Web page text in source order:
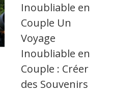
Inoubliable en
Couple Un
Voyage
Inoubliable en
Couple : Créer
des Souvenirs